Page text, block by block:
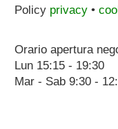
Policy privacy•
Orario apertura
Lun 15:15 - 19:30
Mar - Sab 9:30 -